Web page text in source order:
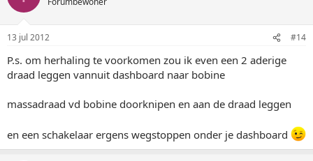
13 jul 2012 #14
P.s. om herhaling te voorkomen zou ik even een 2 aderige
draad leggen vannuit dashboard naar bobine
massadraad vd bobine doorknipen en aan de draad leggen
en een schakelaar ergens wegstoppen onder je dashboard